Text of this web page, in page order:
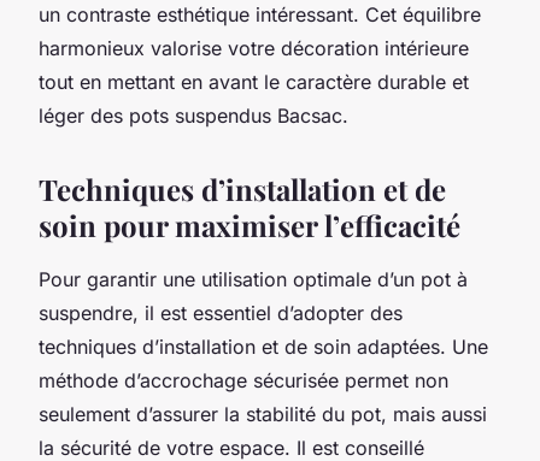
un contraste esthétique intéressant. Cet équilibre
harmonieux valorise votre décoration intérieure
tout en mettant en avant le caractère durable et
léger des pots suspendus Bacsac.
Techniques d’installation et de
soin pour maximiser l’efficacité
Pour garantir une utilisation optimale d’un pot à
suspendre, il est essentiel d’adopter des
techniques d’installation et de soin adaptées. Une
méthode d’accrochage sécurisée permet non
seulement d’assurer la stabilité du pot, mais aussi
la sécurité de votre espace. Il est conseillé